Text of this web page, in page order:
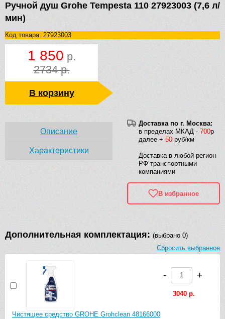
Ручной душ Grohe Tempesta 110 27923003 (7,6 л/
мин)
Код товара: 27923003
1 850 р.
2734 р.
В корзину
Доставка по г. Москва:
в пределах МКАД - 700р
далее + 50 руб/км
Доставка в любой регион
РФ транспортными
компаниями
В избранное
Описание
Характеристики
Дополнительная комплектация: (выбрано 0)
Сбросить выбранное
Чистящее средство GROHE Grohclean 48166000
- +
3040 р.